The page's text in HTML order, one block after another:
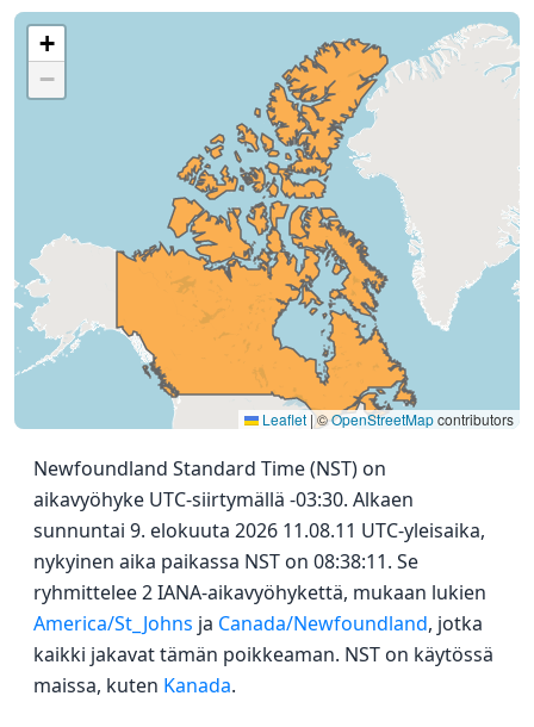
+
−
Leaflet |©OpenStreetMapcontributors
Newfoundland Standard Time (NST) on
aikavyöhyke UTC-siirtymällä -03:30. Alkaen
sunnuntai 9. elokuuta 2026 11.08.11 UTC-yleisaika,
nykyinen aika paikassa NST on 08:38:11. Se
ryhmittelee 2 IANA-aikavyöhykettä, mukaan lukien
America/St_Johns ja Canada/Newfoundland, jotka
kaikki jakavat tämän poikkeaman. NST on käytössä
maissa, kuten Kanada.